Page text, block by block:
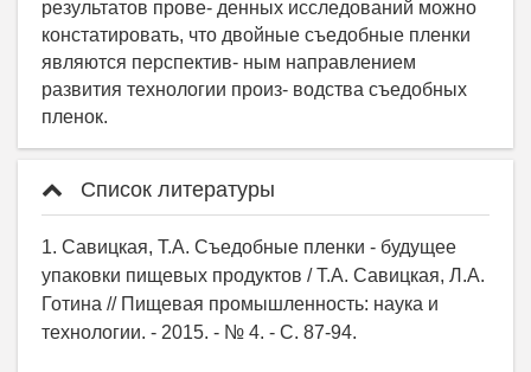
Список литературы
1. Савицкая, Т.А. Съедобные пленки - будущее
упаковки пищевых продуктов / Т.А. Савицкая, Л.А.
Готина // Пищевая промышленность: наука и
технологии. - 2015. - № 4. - С. 87-94.